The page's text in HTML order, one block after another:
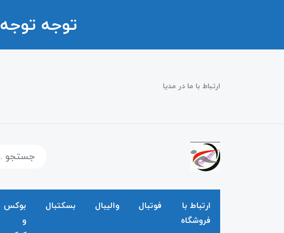
توجه توجه
ارتباط با ما در مدیا
ارتباط با
فروشگاه
فوتبال والیبال بسکتبال
بوکس
و